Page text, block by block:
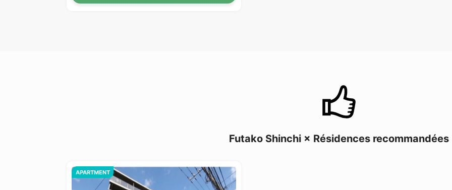
Futako Shinchi × Résidences recommandées
APARTMENT